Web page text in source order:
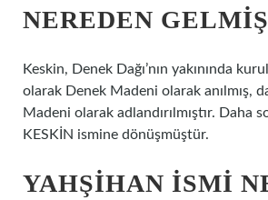
NEREDEN
Keskin, Denek Dağı’nın yakınında
olarak Denek Madeni olarak anılmış,
Madeni olarak adlandırılmıştır. Daha
KESKİN ismine dönüşmüştür.
YAHŞIHAN ISMI